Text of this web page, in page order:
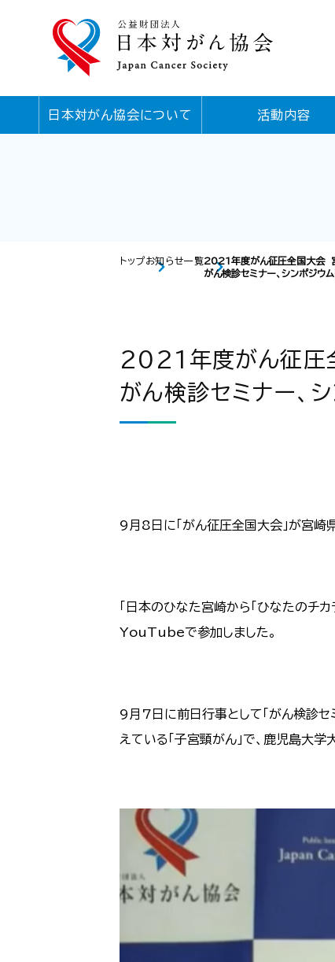
日本対がん協会について 活動内容
トップお知らせ一覧2021年度がん征圧全国大会
がん検診セミナー、シンポジウ
2021年度がん征圧
がん検診セミナー、
9月8日に「がん征圧全国大会」が宮崎
「日本のひなた宮崎から「ひなたのチ
YouTubeで参加しました。
9月7日に前日行事として「がん検診セ
えている「子宮頸がん」で、鹿児島大